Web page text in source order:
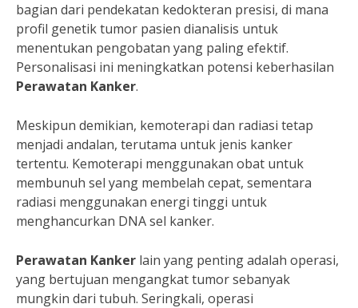
bagian dari pendekatan kedokteran presisi, di mana
profil genetik tumor pasien dianalisis untuk
menentukan pengobatan yang paling efektif.
Personalisasi ini meningkatkan potensi keberhasilan
Perawatan Kanker.
Meskipun demikian, kemoterapi dan radiasi tetap
menjadi andalan, terutama untuk jenis kanker
tertentu. Kemoterapi menggunakan obat untuk
membunuh sel yang membelah cepat, sementara
radiasi menggunakan energi tinggi untuk
menghancurkan DNA sel kanker.
Perawatan Kanker lain yang penting adalah operasi,
yang bertujuan mengangkat tumor sebanyak
mungkin dari tubuh. Seringkali, operasi